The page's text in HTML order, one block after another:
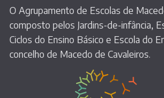
O Agrupamento de Escolas de
composto pelos Jardins-de-infância,
Ciclos do Ensino Básico e Escola do
concelho de Macedo de Cavaleiros.